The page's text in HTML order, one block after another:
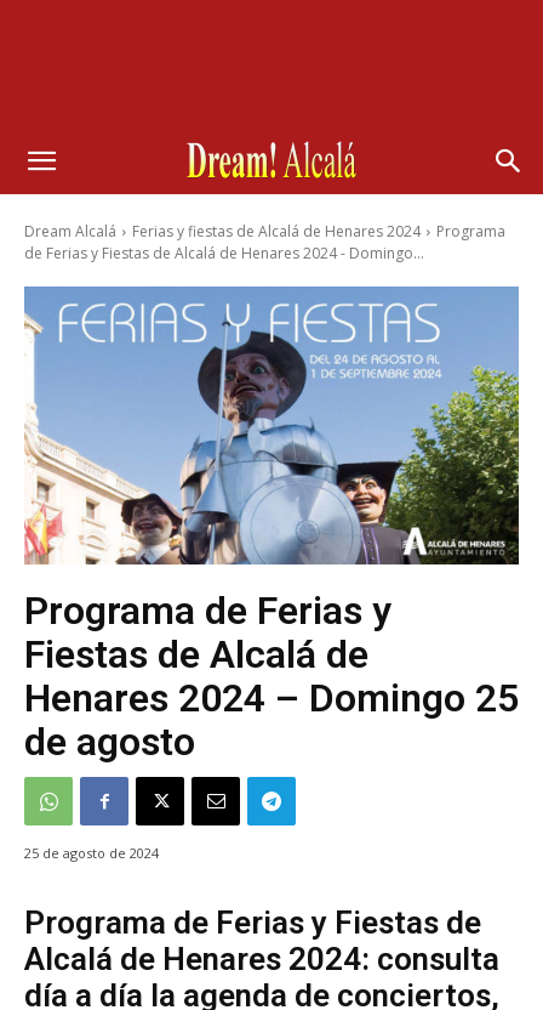
Dream Alcalá Ferias y fiestas de Alcalá de Henares 2024
Programa
de Ferias y Fiestas de Alcalá de Henares 2024 - Domingo...
Programa de Ferias y
Fiestas de Alcalá de
Henares 2024 – Domingo 25
de agosto
25 de agosto de 2024
Programa de Ferias y Fiestas de
Alcalá de Henares 2024: consulta
día a día la agenda de conciertos,